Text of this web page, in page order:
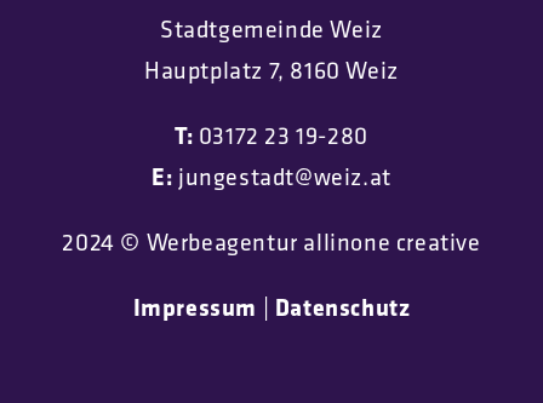
Stadtgemeinde Weiz
Hauptplatz 7, 8160 Weiz
T: 03172 23 19-280
E: jungestadt@weiz.at
2024 © Werbeagentur allinone creative
Impressum | Datenschutz